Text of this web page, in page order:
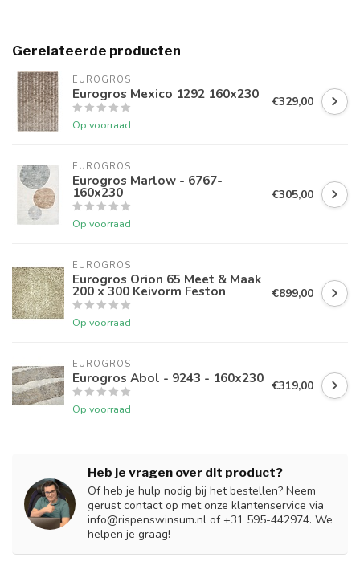
Gerelateerde producten
EUROGROS
Eurogros Mexico 1292 160x230
Op voorraad
€329,00
EUROGROS
Eurogros Marlow - 6767-
160x230
Op voorraad
€305,00
EUROGROS
Eurogros Orion 65 Meet & Maak
200 x 300 Keivorm Feston
Op voorraad
€899,00
EUROGROS
Eurogros Abol - 9243 - 160x230
Op voorraad
€319,00
Heb je vragen over dit product?
Of heb je hulp nodig bij het bestellen? Neem
gerust contact op met onze klantenservice via
info@rispenswinsum.nl of +31 595-442974. We
helpen je graag!